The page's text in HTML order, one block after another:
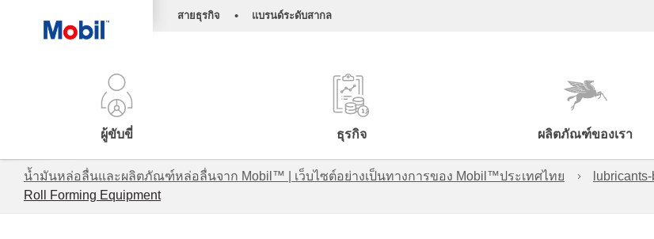
สายธุรกิจ • แบรนด์ระดับสากล
ผู้ขับขี่ ธุรกิจ ผลิตภัณฑ์ของเรา
น้ำมันหล่อลื่นและผลิตภัณฑ์หล่อลื่นจาก Mobil™ | เว็บไซต์อย่างเป็นทางการของ Mobil™ประเทศไทย
Roll Forming Equipment